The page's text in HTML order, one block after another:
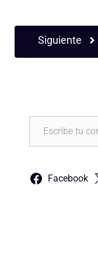
Siguiente
Escribe tu correo electrónico…
Facebook